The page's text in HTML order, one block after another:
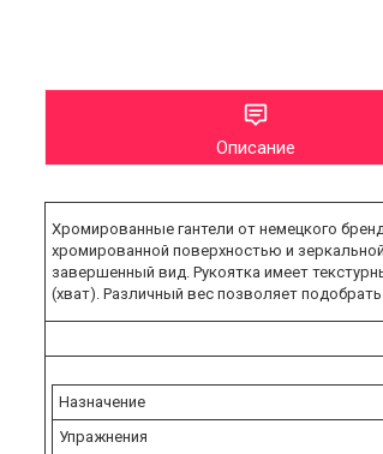
Описание
Хромированные гантели от немецкого
хромированной поверхностью и
завершенный вид. Рукоятка имеет
(хват). Различный вес позволяет
Назначение
Упражнения